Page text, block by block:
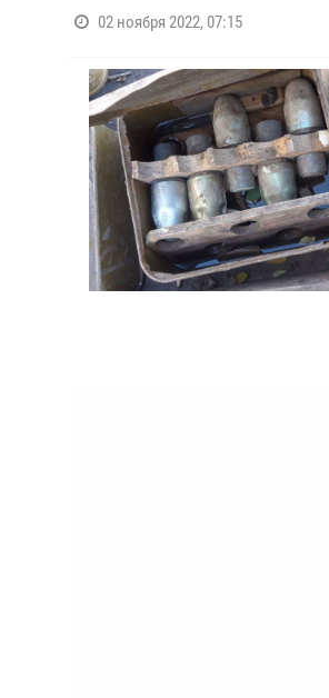
02 ноября 2022, 07:15